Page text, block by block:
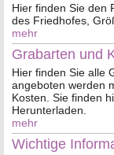
Hier finden Sie den
des Friedhofes,
mehr
Grabarten und
Hier finden Sie alle
angeboten werden
Kosten. Sie finden
Herunterladen.
mehr
Wichtige